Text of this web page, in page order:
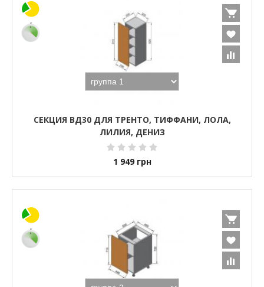
СЕКЦИЯ ВД30 ДЛЯ ТРЕНТО, ТИФФАНИ, ЛОЛА,
ЛИЛИЯ, ДЕНИЗ
1 949 грн